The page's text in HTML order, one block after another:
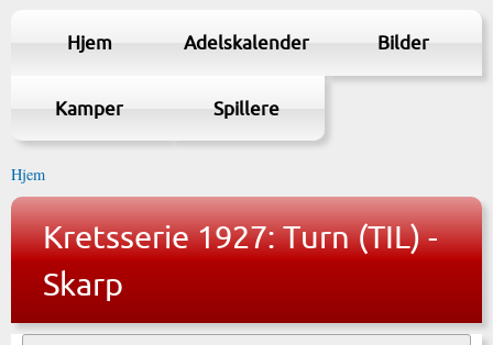
Hjem Adelskalender Bilder
Kamper Spillere
Hjem
Kretsserie 1927: Turn (TIL) -
Skarp